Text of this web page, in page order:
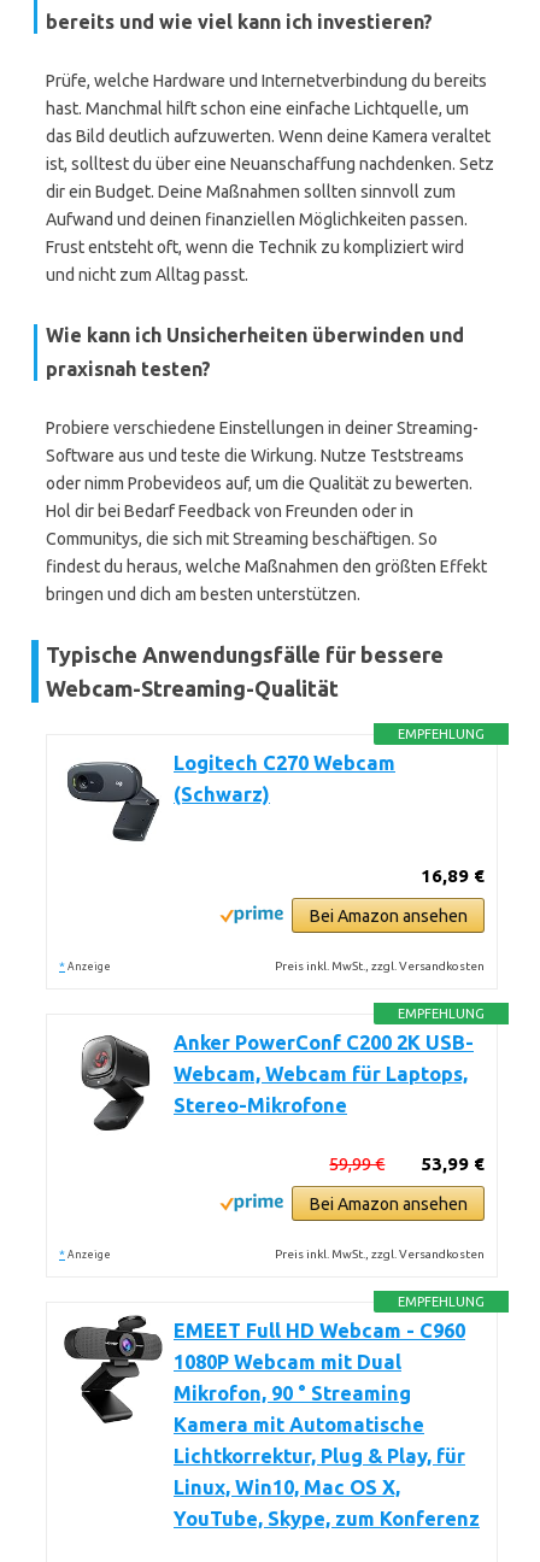
bereits und wie viel kann ich investieren?
Prüfe, welche Hardware und Internetverbindung du bereits
hast. Manchmal hilft schon eine einfache Lichtquelle, um
das Bild deutlich aufzuwerten. Wenn deine Kamera veraltet
ist, solltest du über eine Neuanschaffung nachdenken. Setz
dir ein Budget. Deine Maßnahmen sollten sinnvoll zum
Aufwand und deinen finanziellen Möglichkeiten passen.
Frust entsteht oft, wenn die Technik zu kompliziert wird
und nicht zum Alltag passt.
Wie kann ich Unsicherheiten überwinden und
praxisnah testen?
Probiere verschiedene Einstellungen in deiner Streaming-
Software aus und teste die Wirkung. Nutze Teststreams
oder nimm Probevideos auf, um die Qualität zu bewerten.
Hol dir bei Bedarf Feedback von Freunden oder in
Communitys, die sich mit Streaming beschäftigen. So
findest du heraus, welche Maßnahmen den größten Effekt
bringen und dich am besten unterstützen.
Typische Anwendungsfälle für bessere
Webcam-Streaming-Qualität
EMPFEHLUNG
Logitech C270 Webcam
(Schwarz)
16,89 €
Bei Amazon ansehen
* Anzeige Preis inkl. MwSt., zzgl. Versandkosten
EMPFEHLUNG
Anker PowerConf C200 2K USB-
Webcam, Webcam für Laptops,
Stereo-Mikrofone
53,99 €
59,99 €
Bei Amazon ansehen
* Anzeige Preis inkl. MwSt., zzgl. Versandkosten
EMPFEHLUNG
EMEET Full HD Webcam - C960
1080P Webcam mit Dual
Mikrofon, 90 ° Streaming
Kamera mit Automatische
Lichtkorrektur, Plug & Play, für
Linux, Win10, Mac OS X,
YouTube, Skype, zum Konferenz